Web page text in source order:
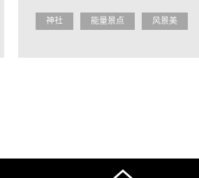
神社 能量景点 风景美